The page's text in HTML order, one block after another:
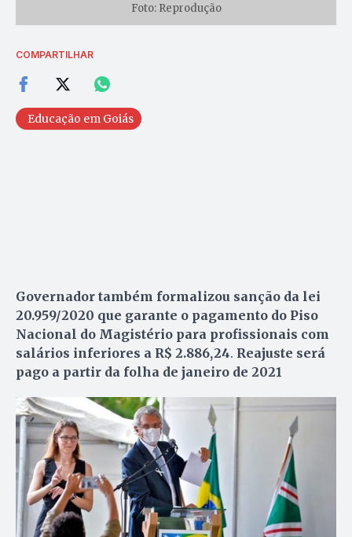
Foto: Reprodução
COMPARTILHAR
Educação em Goiás
Governador também formalizou sanção da lei
20.959/2020 que garante o pagamento do Piso
Nacional do Magistério para profissionais com
salários inferiores a R$ 2.886,24. Reajuste será
pago a partir da folha de janeiro de 2021